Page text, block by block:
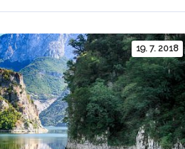
19. 7. 2018